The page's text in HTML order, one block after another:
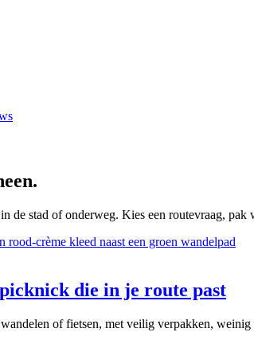
de stad of onderweg. Kies een routevraag,
die in je route past
of fietsen, met veilig verpakken,